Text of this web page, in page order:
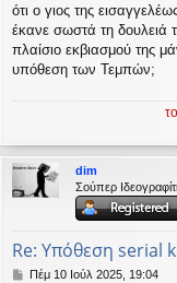
ότι ο γιος της
έκανε σωστά τη δουλειά
πλαίσιο εκβιασμού της
υπόθεση των Τεμπών;
dim
Σούπερ
Re: Υπόθεση serial
ΔΠέμ 10 Ιούλ 2025, 19:04